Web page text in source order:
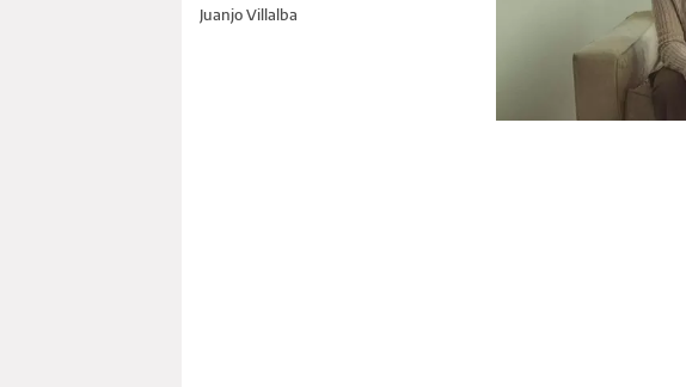
Juanjo Villalba